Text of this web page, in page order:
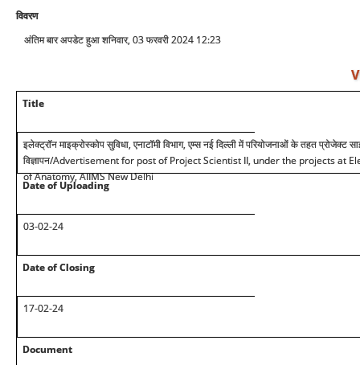
विवरण
अंतिम बार अपडेट हुआ शनिवार, 03 फरवरी 2024 12:23
Title
इलेक्ट्रॉन माइक्रोस्कोप सुविधा, एनाटॉमी विभाग, एम्स नई दिल्ली में परियोजनाओं के तहत प्रोजेक्ट
विज्ञापन/Advertisement for post of Project Scientist II, under the projects at
of Anatomy, AIIMS New Delhi
Date of Uploading
03-02-24
Date of Closing
17-02-24
Document